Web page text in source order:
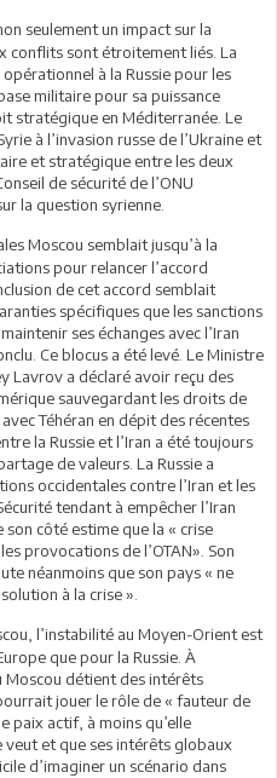
seulement un impact sur la
conflits sont étroitement liés. La
à la Russie pour les
militaire pour sa puissance
stratégique en Méditerranée. Le
à l’invasion russe de l’Ukraine et
et stratégique entre les deux
de sécurité de l’ONU
la question syrienne.
Moscou semblait jusqu’à la
pour relancer l’accord
de cet accord semblait
spécifiques que les sanctions
ses échanges avec l’Iran
Ce blocus a été levé. Le Ministre
Lavrov a déclaré avoir reçu des
sauvegardant les droits de
Téhéran en dépit des récentes
la Russie et l’Iran a été toujours
de valeurs. La Russie a
occidentales contre l’Iran et les
tendant à empêcher l’Iran
son côté estime que la « crise
provocations de l’OTAN». Son
néanmoins que son pays « ne
à la crise ».
l’instabilité au Moyen-Orient est
que pour la Russie. À
Moscou détient des intérêts
jouer le rôle de « fauteur de
paix actif, à moins qu’elle
veut et que ses intérêts globaux
d’imaginer un scénario dans